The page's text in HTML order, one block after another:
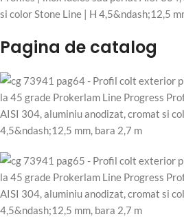
Pagina de catalog